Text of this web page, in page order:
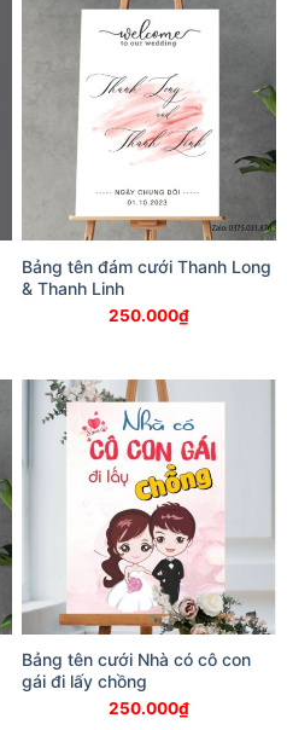
Bảng tên đám cưới Thanh Long
& Thanh Linh
250.000₫
Bảng tên cưới Nhà có cô con
gái đi lấy chồng
250.000₫